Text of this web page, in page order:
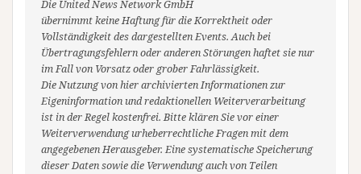
Die United News Network GmbH
übernimmt keine Haftung für die Korrektheit oder
Vollständigkeit des dargestellten Events. Auch bei
Übertragungsfehlern oder anderen Störungen haftet sie nur
im Fall von Vorsatz oder grober Fahrlässigkeit.
Die Nutzung von hier archivierten Informationen zur
Eigeninformation und redaktionellen Weiterverarbeitung
ist in der Regel kostenfrei. Bitte klären Sie vor einer
Weiterverwendung urheberrechtliche Fragen mit dem
angegebenen Herausgeber. Eine systematische Speicherung
dieser Daten sowie die Verwendung auch von Teilen